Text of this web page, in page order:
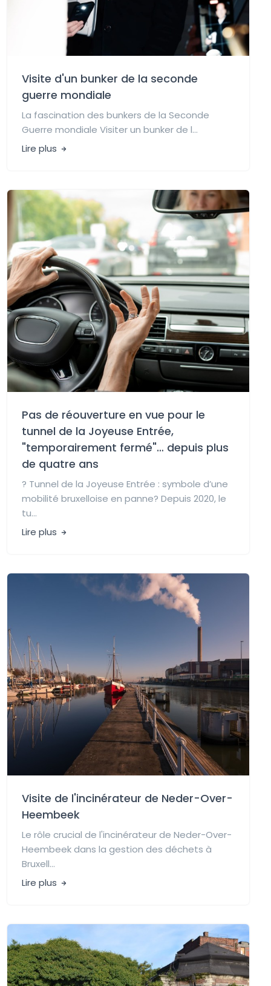
Visite d'un bunker de la seconde
guerre mondiale
La fascination des bunkers de la Seconde
Guerre mondiale Visiter un bunker de l...
Lire plus
Pas de réouverture en vue pour le
tunnel de la Joyeuse Entrée,
"temporairement fermé"… depuis plus
de quatre ans
? Tunnel de la Joyeuse Entrée : symbole d’une
mobilité bruxelloise en panne? Depuis 2020, le
tu...
Lire plus
Visite de l'incinérateur de Neder-Over-
Heembeek
Le rôle crucial de l'incinérateur de Neder-Over-
Heembeek dans la gestion des déchets à
Bruxell...
Lire plus